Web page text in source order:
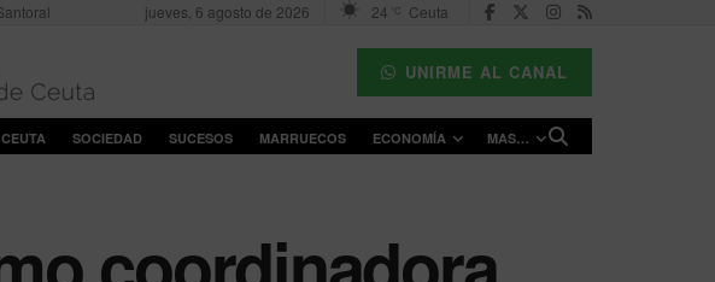
jueves, 6 agosto de 2026 24 °C Ceuta
UNIRME AL CANAL
SOCIEDAD SUCESOS MARRUECOS ECONOMÍA MAS…